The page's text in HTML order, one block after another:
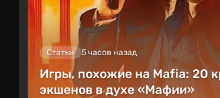
Статьи 5 часов назад
Игры, похожие на Mafia: 20
экшенов в духе «Мафии»